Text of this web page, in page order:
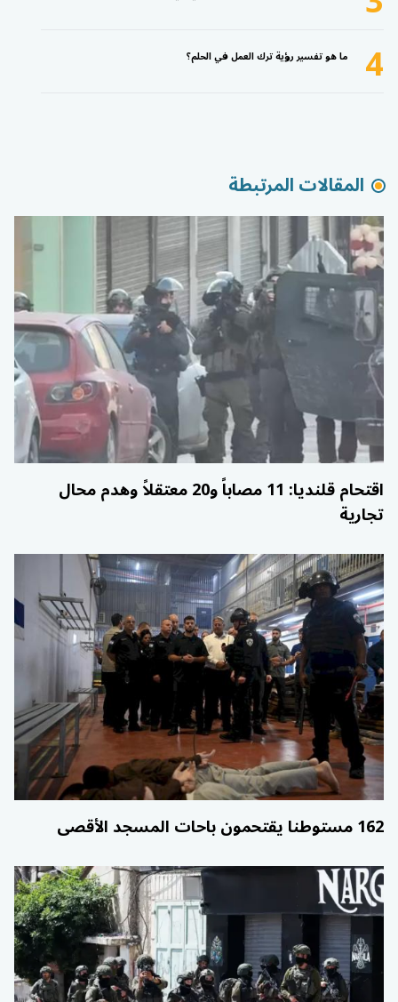
4 ما هو تفسير رؤية ترك العمل في الحلم؟
المقالات المرتبطة
اقتحام قلنديا: 11 مصاباً و20 معتقلاً وهدم محال
تجارية
162 مستوطنا يقتحمون باحات المسجد الأقصى